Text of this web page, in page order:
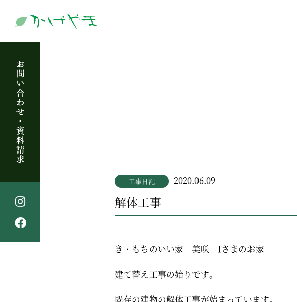
工事日記 2020.06.09
解体工事
き・もちのいい家 美咲 Iさまのお家
建て替え工事の始りです。
既存の建物の解体工事が始まっています。